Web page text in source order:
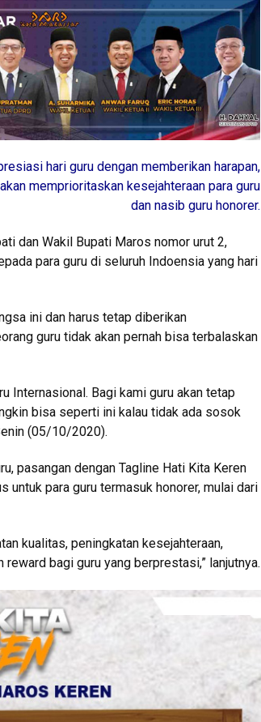
hari guru dengan memberikan harapan,
memprioritaskan kesejahteraan para guru
dan nasib guru honorer.
dan Wakil Bupati Maros nomor urut 2,
para guru di seluruh Indoensia yang hari
ini dan harus tetap diberikan
guru tidak akan pernah bisa terbalaskan
Internasional. Bagi kami guru akan tetap
bisa seperti ini kalau tidak ada sosok
(05/10/2020).
pasangan dengan Tagline Hati Kita Keren
untuk para guru termasuk honorer, mulai dari
kualitas, peningkatan kesejahteraan,
bagi guru yang berprestasi,” lanjutnya.